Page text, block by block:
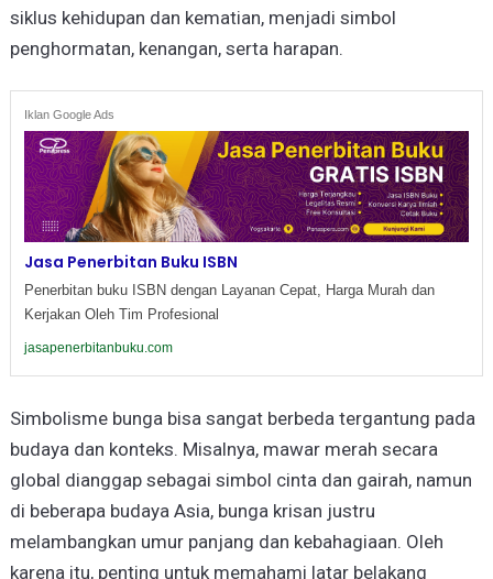
siklus kehidupan dan kematian, menjadi simbol
penghormatan, kenangan, serta harapan.
Iklan Google Ads
Jasa Penerbitan Buku ISBN
Penerbitan buku ISBN dengan Layanan Cepat, Harga Murah dan
Kerjakan Oleh Tim Profesional
jasapenerbitanbuku.com
Simbolisme bunga bisa sangat berbeda tergantung pada
budaya dan konteks. Misalnya, mawar merah secara
global dianggap sebagai simbol cinta dan gairah, namun
di beberapa budaya Asia, bunga krisan justru
melambangkan umur panjang dan kebahagiaan. Oleh
karena itu, penting untuk memahami latar belakang